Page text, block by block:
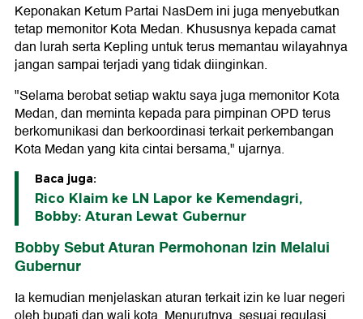
Keponakan Ketum Partai NasDem ini juga menyebutkan
tetap memonitor Kota Medan. Khususnya kepada camat
dan lurah serta Kepling untuk terus memantau wilayahnya
jangan sampai terjadi yang tidak diinginkan.
"Selama berobat setiap waktu saya juga memonitor Kota
Medan, dan meminta kepada para pimpinan OPD terus
berkomunikasi dan berkoordinasi terkait perkembangan
Kota Medan yang kita cintai bersama," ujarnya.
Baca juga:
Rico Klaim ke LN Lapor ke Kemendagri,
Bobby: Aturan Lewat Gubernur
Bobby Sebut Aturan Permohonan Izin Melalui
Gubernur
Ia kemudian menjelaskan aturan terkait izin ke luar negeri